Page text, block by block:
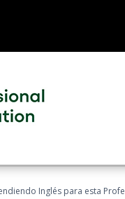
Inglés para esta